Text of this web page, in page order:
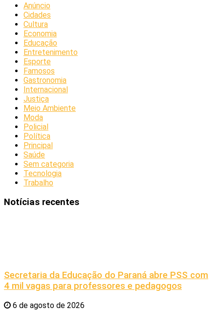
Anúncio
Cidades
Cultura
Economia
Educação
Entretenimento
Esporte
Famosos
Gastronomia
Internacional
Justiça
Meio Ambiente
Moda
Policial
Política
Principal
Saúde
Sem categoria
Tecnologia
Trabalho
Notícias recentes
Secretaria da Educação do Paraná abre PSS com
4 mil vagas para professores e pedagogos
6 de agosto de 2026